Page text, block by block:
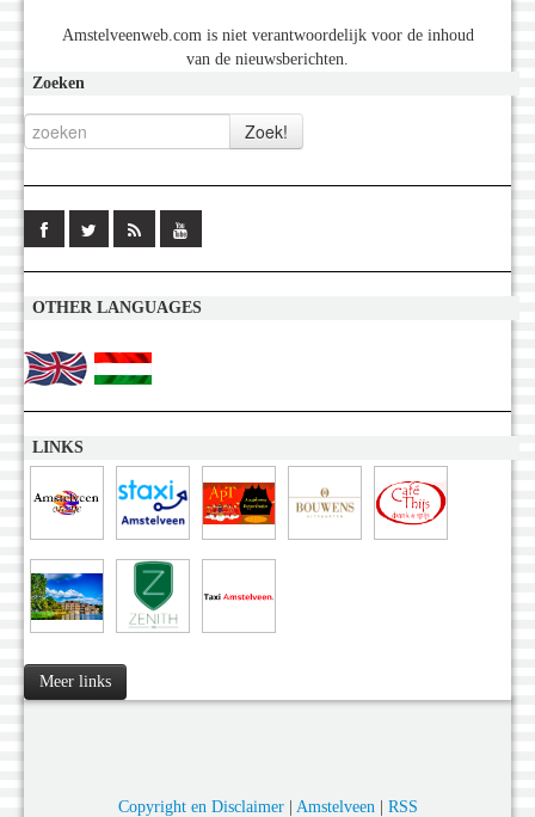
Amstelveenweb.com is niet verantwoordelijk voor de inhoud
van de nieuwsberichten.
Zoeken
OTHER LANGUAGES
LINKS
Meer links
Copyright en Disclaimer| Amstelveen | RSS